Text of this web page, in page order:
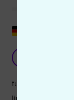
Ljus och
funktioner
ljud